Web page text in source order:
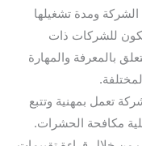
ومدة تشغيلها
للشركات ذات
بالمعرفة والمهارة
تعمل بمهنية وتتبع
مكافحة الحشرات.